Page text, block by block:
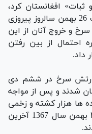
افغانستان کرد،
امروز (دوشنبه) در سخنانی به مناسبت 26 بهمن سالروز پیروزی
و خروج آنان از این
احتمال از بین رفتن
داد.
ارتش سرخ در ششم دی
شدند و پس از مواجه
ده ها هزار کشته و زخمی
و تلفات سنگین مادی، سرانجام در ۲۶ بهمن سال 1367 آخرین